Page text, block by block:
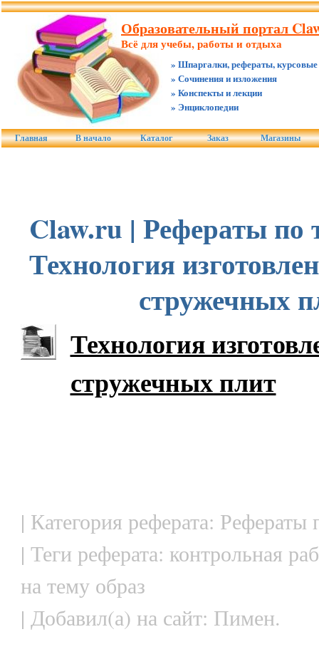
Образовательный портал
Всё для учебы, работы и отдыха
» Шпаргалки, рефераты, курсовые
» Сочинения и изложения
» Конспекты и лекции
» Энциклопедии
Главная В начало Каталог Заказ Магазины
Claw.ru | Рефераты по
Технология
стружечных
Технология
стружечных плит
| Категория реферата: Рефераты
| Теги реферата: контрольная
на тему образ
| Добавил(а) на сайт: Пимен.